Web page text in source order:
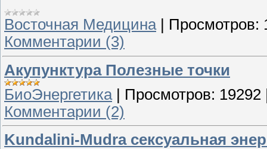
Восточная Медицина| Просмотров:
Комментарии (3)
Акупунктура Полезные точки
БиоЭнергетика| Просмотров: 19292
Комментарии (2)
Kundalini-Mudra сексуальная